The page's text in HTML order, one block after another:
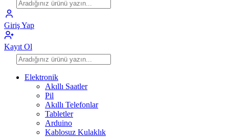
Giriş Yap
Kayıt Ol
Elektronik
Akıllı Saatler
Pil
Akıllı Telefonlar
Tabletler
Arduino
Kablosuz Kulaklık